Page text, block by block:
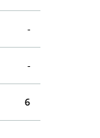
-
-
6